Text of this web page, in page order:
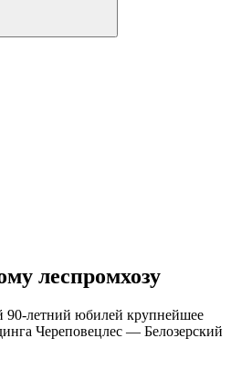
леспромхозу
90-летний юбилей крупнейшее
Череповецлес — Белозерский